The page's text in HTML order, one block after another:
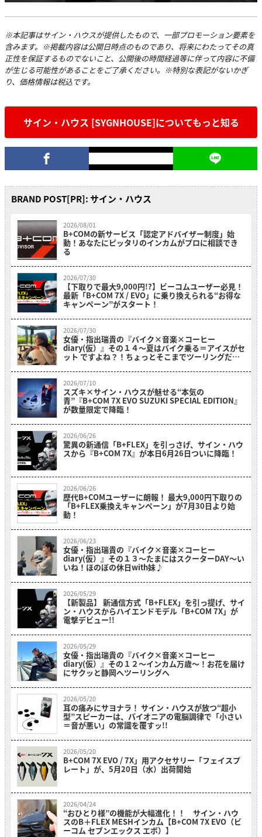
※本記事はサイン・ハウスが提供したもので、一部プロモーション要素を
含みます。※掲載内容は公開日時点のものであり、将来にわたってその真
正性を保証するものでないこと、公開後の時間経過等に伴って内容に不備
が生じる可能性があることをご了承ください。※特別な表記がないかぎ
り、価格情報は税込です。
サイン・ハウス [SYGNHOUSE]についてもっと知る
BRAND POST[PR]: サイン・ハウス
2026/08/01
B+COMの新サービス「認定アドバイザー制度」始
動！あなたにピッタリのインカムがプロに相談でき
る
2026/07/30
【下取りで最大9,000円!?】ビーコムユーザー必見！
最新「B+COM 7X / EVO」に乗り換えられる“お得な
キャンペーン”がスタート！
2026/07/30
女優・指出瑞貴の『バイク×音楽×コーヒー
diary(仮）』その１４〜夏はバイク乗る＝アイスがセ
ット ですよね？！ちょっとそこまでツーリングだ
2026/07/10
スズキ×サイン・ハウスが魅せる“本気の
青”『B+COM 7X EVO SUZUKI SPECIAL EDITION』
が数量限定で降臨！
2026/06/26
驚異の新通信「B+FLEX」を引っさげ、サイン・ハウ
スから『B+COM 7X』が本日6月26日ついに降臨！
2026/06/26
歴代B+COMユーザーに朗報！ 最大9,000円下取りの
「B+FLEX乗換えキャンペーン」が7月30日より始
動！
2026/06/23
女優・指出瑞貴の『バイク×音楽×コーヒー
diary(仮）』その１３〜たまにはスクーターDAY～い
いね！ほのぼの休日with妹♪
2026/05/29
【新製品】 新通信方式「B+FLEX」を引っ提げ、サイ
ン・ハウスからハイエンドモデル「B+COM 7X」が
電撃デビュー!!
2026/05/29
女優・指出瑞貴の『バイク×音楽×コーヒー
diary(仮）』その１２〜インカム万歳～！お花を届け
にサクッと静岡へツーリングへ
2026/05/20
耳の痛みにサヨナラ！ サイン・ハウスが放つ“超小
型”スピーカーは、パイオニアの電脳調律で「小さい
＝音が悪い」の常識を覆すッ!!
2026/05/20
B+COM 7X EVO / 7X」用アクセサリー「フェイスプ
レート」が、5月20日（水）出荷開始
2026/04/24
“おひとり様”の機能が大幅進化！！ サイン・ハウ
スのB＋FLEX MESHインカム【B+COM 7X EVO（ビ
ーコム セブンエックス エボ）】